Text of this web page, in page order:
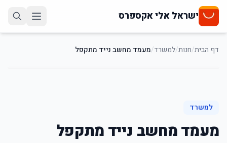
ישראל אלי אקספרס
דף הבית/חנות/למשרד/מעמד מחשב נייד מתקפל
למשרד
מעמד מחשב נייד מתקפל